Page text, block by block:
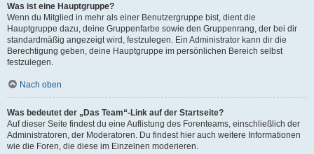
Was ist eine Hauptgruppe?
Wenn du Mitglied in mehr als einer Benutzergruppe bist, dient die
Hauptgruppe dazu, deine Gruppenfarbe sowie den Gruppenrang, der bei dir
standardmäßig angezeigt wird, festzulegen. Ein Administrator kann dir die
Berechtigung geben, deine Hauptgruppe im persönlichen Bereich selbst
festzulegen.
Nach oben
Was bedeutet der „Das Team“-Link auf der Startseite?
Auf dieser Seite findest du eine Auflistung des Forenteams, einschließlich der
Administratoren, der Moderatoren. Du findest hier auch weitere Informationen
wie die Foren, die diese im Einzelnen moderieren.